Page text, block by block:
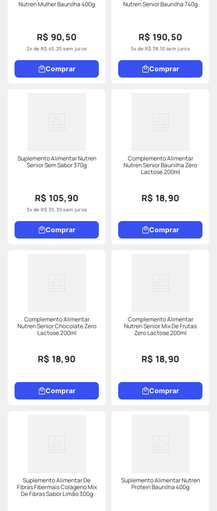
Nutren Mulher Baunilha 400g
R$ 90,50
2x de R$ 45,25sem juros
Comprar
Nutren Senior Baunilha 740g
R$ 190,50
5x deR$ 38,10 sem juros
Comprar
Suplemento Alimentar Nutren
Senior Sem Sabor 370g
R$ 105,90
3x de R$ 35,30sem juros
Comprar
Complemento Alimentar
Nutren Senior Baunilha Zero
Lactose 200ml
R$ 18,90
Comprar
Complemento Alimentar
Nutren Senior Chocolate Zero
Lactose 200ml
R$ 18,90
Comprar
Complemento Alimentar
Nutren Senior Mix De Frutas
Zero Lactose 200ml
R$ 18,90
Comprar
Suplemento Alimentar De
Fibras Fibermais Colágeno Mix
De Fibras Sabor Limão 300g
Suplemento Alimentar Nutren
Protein Baunilha 400g